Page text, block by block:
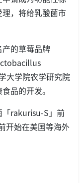
，将给乳酸菌市
的草莓品牌
大学院农学研究院
品的开发。
「rakurisu-S」前
开始在美国等海外